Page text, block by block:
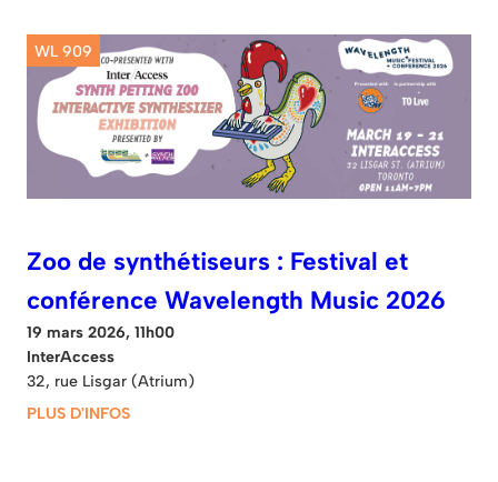
WL 909
Zoo de synthétiseurs : Festival et
conférence Wavelength Music 2026
19 mars 2026, 11h00
InterAccess
32, rue Lisgar (Atrium)
PLUS D'INFOS